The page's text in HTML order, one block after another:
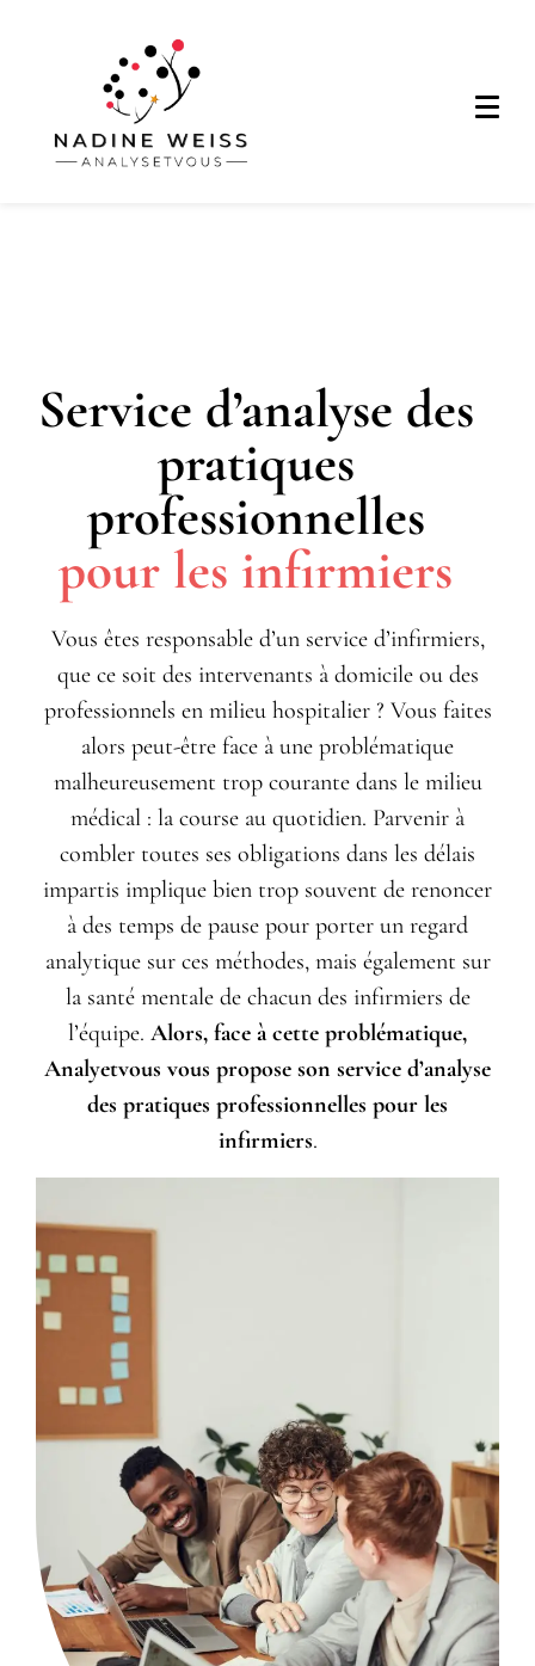
Service d’analyse des
pratiques
professionnelles
pour les infirmiers
Vous êtes responsable d’un service d’infirmiers,
que ce soit des intervenants à domicile ou des
professionnels en milieu hospitalier ? Vous faites
alors peut-être face à une problématique
malheureusement trop courante dans le milieu
médical : la course au quotidien. Parvenir à
combler toutes ses obligations dans les délais
impartis implique bien trop souvent de renoncer
à des temps de pause pour porter un regard
analytique sur ces méthodes, mais également sur
la santé mentale de chacun des infirmiers de
l’équipe. Alors, face à cette problématique,
Analyetvous vous propose son service d’analyse
des pratiques professionnelles pour les
infirmiers.